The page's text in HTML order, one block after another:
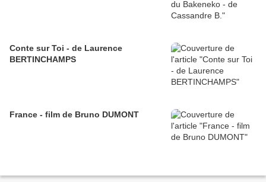
Conte sur Toi - de Laurence
BERTINCHAMPS
France - film de Bruno DUMONT